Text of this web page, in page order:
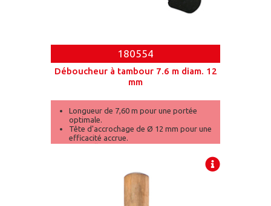
180554
Déboucheur à tambour 7.6 m diam. 12
mm
Longueur de 7,60 m pour une portée
optimale.
Tête d'accrochage de Ø 12 mm pour une
efficacité accrue.
Manivelle ergonomique pour une